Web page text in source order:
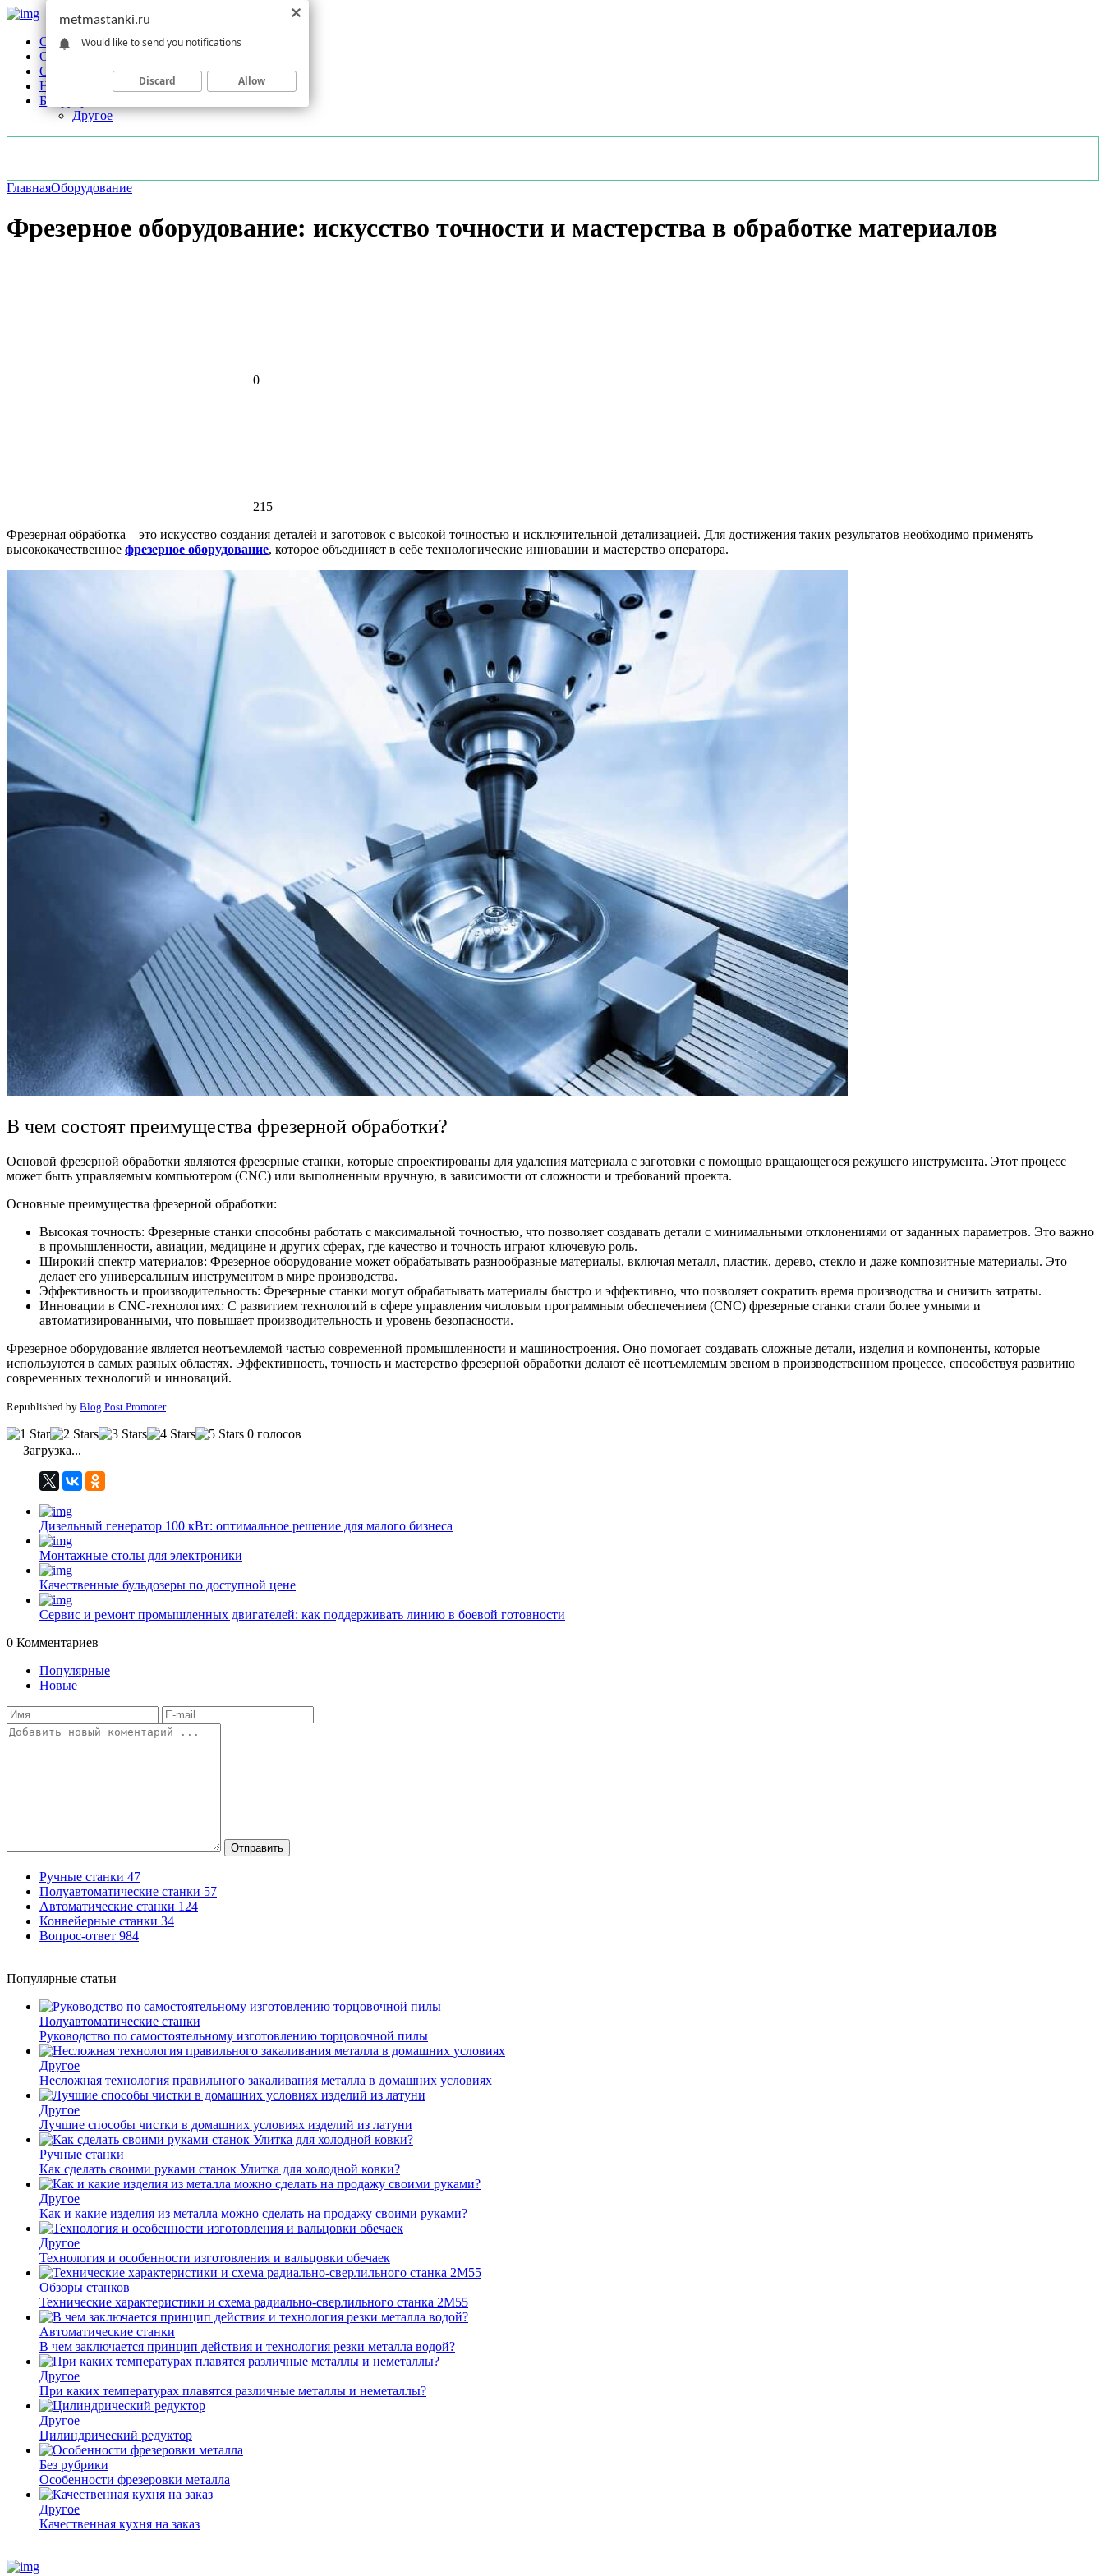
Обзоры станков
Оборудование
Обработка
Новости отрасли
Без рубрики
Другое
ГлавнаяОборудование
Фрезерное оборудование: искусство точности и мастерства в обработке материалов
0
215
Фрезерная обработка – это искусство создания деталей и заготовок с высокой точностью и исключительной детализацией. Для достижения таких результатов необходимо применять
высококачественное фрезерное оборудование, которое объединяет в себе технологические инновации и мастерство оператора.
В чем состоят преимущества фрезерной обработки?
Основой фрезерной обработки являются фрезерные станки, которые спроектированы для удаления материала с заготовки с помощью вращающегося режущего инструмента. Этот процесс
может быть управляемым компьютером (CNC) или выполненным вручную, в зависимости от сложности и требований проекта.
Основные преимущества фрезерной обработки:
Высокая точность: Фрезерные станки способны работать с максимальной точностью, что позволяет создавать детали с минимальными отклонениями от заданных параметров. Это важно
в промышленности, авиации, медицине и других сферах, где качество и точность играют ключевую роль.
Широкий спектр материалов: Фрезерное оборудование может обрабатывать разнообразные материалы, включая металл, пластик, дерево, стекло и даже композитные материалы. Это
делает его универсальным инструментом в мире производства.
Эффективность и производительность: Фрезерные станки могут обрабатывать материалы быстро и эффективно, что позволяет сократить время производства и снизить затраты.
Инновации в CNC-технологиях: С развитием технологий в сфере управления числовым программным обеспечением (CNC) фрезерные станки стали более умными и
автоматизированными, что повышает производительность и уровень безопасности.
Фрезерное оборудование является неотъемлемой частью современной промышленности и машиностроения. Оно помогает создавать сложные детали, изделия и компоненты, которые
используются в самых разных областях. Эффективность, точность и мастерство фрезерной обработки делают её неотъемлемым звеном в производственном процессе, способствуя развитию
современных технологий и инноваций.
Republished by Blog Post Promoter
0 голосов
Загрузка...
Дизельный генератор 100 кВт: оптимальное решение для малого бизнеса
Монтажные столы для электроники
Качественные бульдозеры по доступной цене
Сервис и ремонт промышленных двигателей: как поддерживать линию в боевой готовности
0 Комментариев
Популярные
Новые
Отправить
Ручные станки 47
Полуавтоматические станки 57
Автоматические станки 124
Конвейерные станки 34
Вопрос-ответ 984
Популярные статьи
Полуавтоматические станки
Руководство по самостоятельному изготовлению торцовочной пилы
Другое
Несложная технология правильного закаливания металла в домашних условиях
Другое
Лучшие способы чистки в домашних условиях изделий из латуни
Ручные станки
Как сделать своими руками станок Улитка для холодной ковки?
Другое
Как и какие изделия из металла можно сделать на продажу своими руками?
Другое
Технология и особенности изготовления и вальцовки обечаек
Обзоры станков
Технические характеристики и схема радиально-сверлильного станка 2М55
Автоматические станки
В чем заключается принцип действия и технология резки металла водой?
Другое
При каких температурах плавятся различные металлы и неметаллы?
Другое
Цилиндрический редуктор
Без рубрики
Особенности фрезеровки металла
Другое
Качественная кухня на заказ
metmastanki.ru
Would like to send you notifications
Discard Allow